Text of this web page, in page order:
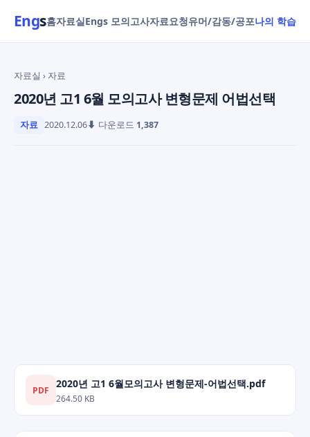
Engs홈자료실Engs 모의고사자료요청유머/감동/공포나의 학습
자료실 › 자료
2020년 고1 6월 모의고사 변형문제 어법선택
자료 2020.12.06⬇ 다운로드 1,387
PDF 2020년 고1 6월모의고사 변형문제-어법선택.pdf
264.50 KB